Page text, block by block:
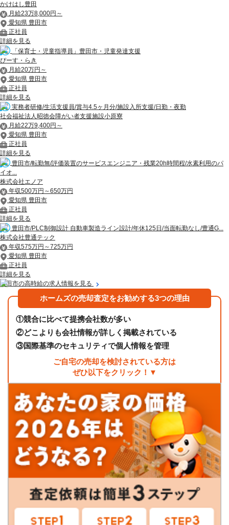
かけはし豊田
月給23万8,000円～
愛知県 豊田市
正社員
詳細を見る
「保育士・児童指導員」豊田市・児童発達支援
ぴーす・らき
月給20万円～
愛知県 豊田市
正社員
詳細を見る
実務者研修/生活支援員/賞与4.5ヶ月分/施設入所支援/日勤・夜勤
社会福祉法人昭徳会障がい者支援施設小原寮
月給22万9,400円～
愛知県 豊田市
正社員
詳細を見る
豊田市/転勤無/評価装置のサービスエンジニア・残業20h時間程/水素利用のパ
イオ...
株式会社エノア
年収500万円～650万円
愛知県 豊田市
正社員
詳細を見る
豊田市/PLC制御設計 自動車製造ライン設計/年休125日/当面転勤なし/豊通G...
株式会社豊通テック
年収575万円～725万円
愛知県 豊田市
正社員
詳細を見る
豊田市の高時給の求人情報を見る
ホームズの売却査定をお勧めする3つの理由
①競合に比べて提携会社数が多い
②どこよりも会社情報が詳しく掲載されている
③国際基準のセキュリティで個人情報を管理
ご自宅の売却を検討されている方は
ぜひ以下をクリック！▼